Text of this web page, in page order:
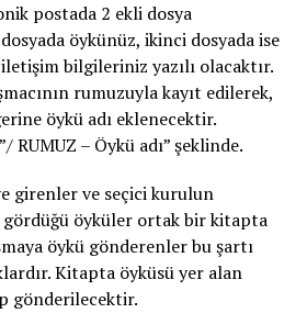
postada 2 ekli dosya
öykünüz, ikinci dosyada ise
bilgileriniz yazılı olacaktır.
rumuzuyla kayıt edilerek,
öykü adı eklenecektir.
RUMUZ – Öykü adı” şeklinde.
girenler ve seçici kurulun
gördüğü öyküler ortak bir kitapta
öykü gönderenler bu şartı
Kitapta öyküsü yer alan
gönderilecektir.